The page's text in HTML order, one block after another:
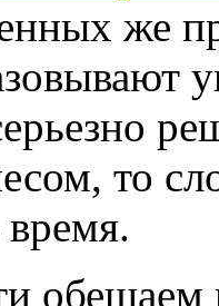
же
то
время.
обещаем